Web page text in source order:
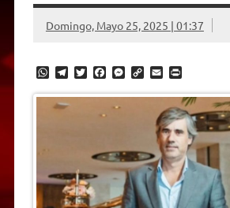
Domingo, Mayo 25, 2025 | 01:37
W
a
T
l
e
T
i
F
c
o
k
M
s
g
e
r
C
p
n
k
E
a
i
l
P
i
n
t
F
r
i
e
n
d